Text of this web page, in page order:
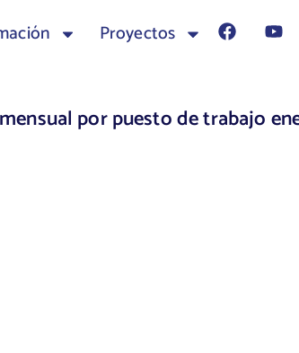
Proyectos
por puesto de trabajo